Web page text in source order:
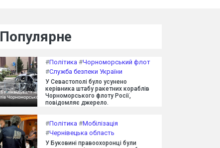
Популярне
#Політика #Чорноморський флот
#Служба безпеки України
У Севастополі було усунено
керівника штабу ракетних кораблів
Чорноморського флоту Росії,
повідомляє джерело.
#Політика #Мобілізація
#Чернівецька область
У Буковині правоохоронці були